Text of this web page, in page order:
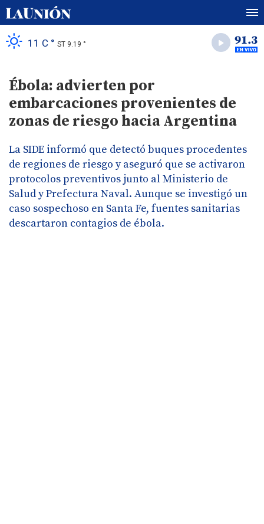
11 C ° ST 9.19 °
Ébola: advierten por
embarcaciones provenientes de
zonas de riesgo hacia Argentina
La SIDE informó que detectó buques procedentes
de regiones de riesgo y aseguró que se activaron
protocolos preventivos junto al Ministerio de
Salud y Prefectura Naval. Aunque se investigó un
caso sospechoso en Santa Fe, fuentes sanitarias
descartaron contagios de ébola.